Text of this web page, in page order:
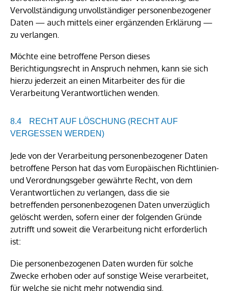
Vervollständigung unvollständiger personenbezogener
Daten — auch mittels einer ergänzenden Erklärung —
zu verlangen.
Möchte eine betroffene Person dieses
Berichtigungsrecht in Anspruch nehmen, kann sie sich
hierzu jederzeit an einen Mitarbeiter des für die
Verarbeitung Verantwortlichen wenden.
RECHT AUF LÖSCHUNG (RECHT AUF
VERGESSEN WERDEN)
Jede von der Verarbeitung personenbezogener Daten
betroffene Person hat das vom Europäischen Richtlinien-
und Verordnungsgeber gewährte Recht, von dem
Verantwortlichen zu verlangen, dass die sie
betreffenden personenbezogenen Daten unverzüglich
gelöscht werden, sofern einer der folgenden Gründe
zutrifft und soweit die Verarbeitung nicht erforderlich
ist:
Die personenbezogenen Daten wurden für solche
Zwecke erhoben oder auf sonstige Weise verarbeitet,
für welche sie nicht mehr notwendig sind.